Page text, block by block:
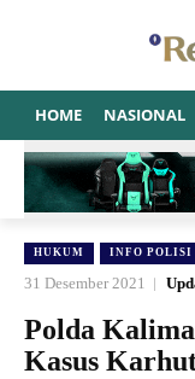
HOME NASIONAL
HUKUM INFO POLISI
31 Desember 2021
Polda
Kasus